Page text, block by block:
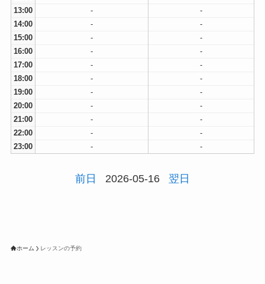
13:00
-
-
14:00
-
-
15:00
-
-
16:00
-
-
17:00
-
-
18:00
-
-
19:00
-
-
20:00
-
-
21:00
-
-
22:00
-
-
23:00
- -
前日 2026-05-16 翌日
ホーム レッスンの予約